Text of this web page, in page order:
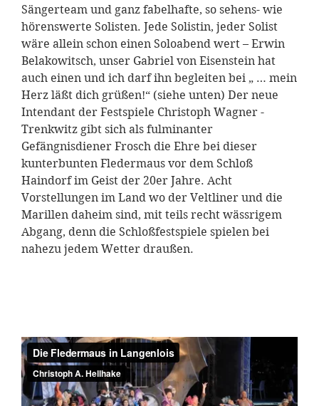
Sängerteam und ganz fabelhafte, so sehens- wie
hörenswerte Solisten. Jede Solistin, jeder Solist
wäre allein schon einen Soloabend wert – Erwin
Belakowitsch, unser Gabriel von Eisenstein hat
auch einen und ich darf ihn begleiten bei „ … mein
Herz läßt dich grüßen!“ (siehe unten) Der neue
Intendant der Festspiele Christoph Wagner -
Trenkwitz gibt sich als fulminanter
Gefängnisdiener Frosch die Ehre bei dieser
kunterbunten Fledermaus vor dem Schloß
Haindorf im Geist der 20er Jahre. Acht
Vorstellungen im Land wo der Veltliner und die
Marillen daheim sind, mit teils recht wässrigem
Abgang, denn die Schloßfestspiele spielen bei
nahezu jedem Wetter draußen.